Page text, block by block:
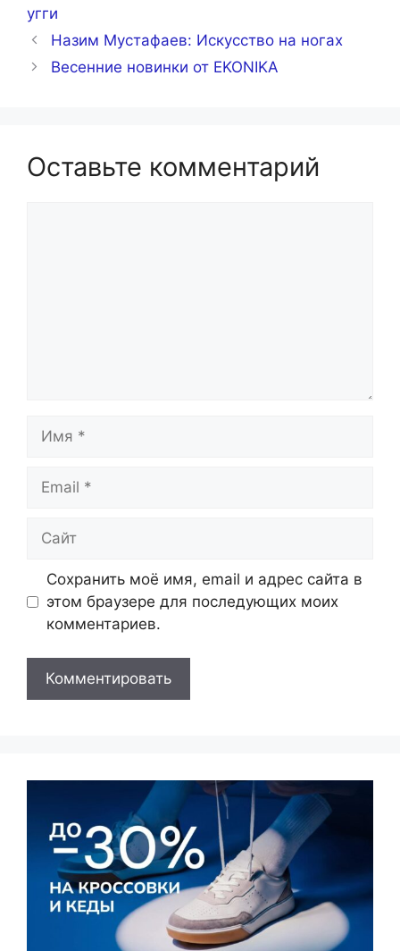
угги
Назим Мустафаев: Искусство на ногах
Весенние новинки от EKONIKA
Оставьте комментарий
Сохранить моё имя, email и адрес сайта в
этом браузере для последующих моих
комментариев.